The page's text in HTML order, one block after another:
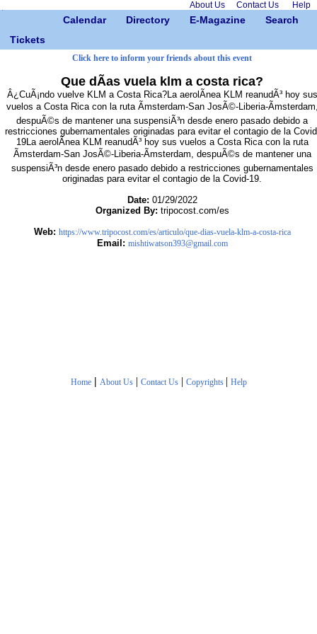
About Us Contact Us Help
Calendar Directory E-Magazine
Search
Tickets
Click here to inform your friends about this event
Que dÃ­as vuela klm a costa rica?
Â¿CuÃ¡ndo vuelve KLM a Costa Rica?La aerolÃ­nea KLM reanudÃ³ hoy sus
vuelos a Costa Rica con la ruta Ãmsterdam-San JosÃ©-Liberia-
despuÃ©s de mantener una suspensiÃ³n desde enero pasado debido a
restricciones gubernamentales originadas para evitar el contagio de la
19La aerolÃ­nea KLM reanudÃ³ hoy sus vuelos a Costa Rica con la ruta
Ãmsterdam-San JosÃ©-Liberia-Ãmsterdam, despuÃ©s de mantener una
suspensiÃ³n desde enero pasado debido a restricciones gubernamentales
originadas para evitar el contagio de la Covid-19.
Date: 01/29/2022
Organized By: tripocost.com/es
Web: https://www.tripocost.com/es/articulo/que-dias-vuela-klm-a-costa-rica
Email: mishtiwatson393@gmail.com
Home | About Us| Contact Us| Copyrights | Help